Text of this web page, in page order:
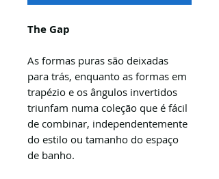
The Gap
As formas puras são deixadas
para trás, enquanto as formas em
trapézio e os ângulos invertidos
triunfam numa coleção que é fácil
de combinar, independentemente
do estilo ou tamanho do espaço
de banho.